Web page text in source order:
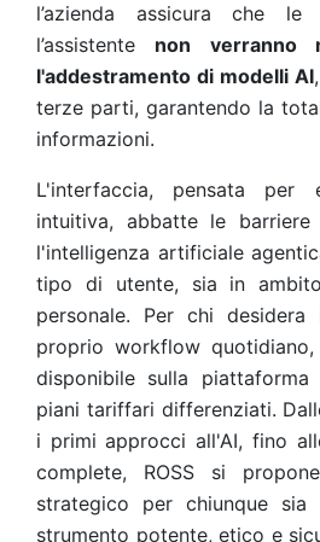
l’azienda assicura che le
l’assistente non verranno
l'addestramento di modelli AI
terze parti, garantendo la
informazioni.
L'interfaccia, pensata per
intuitiva, abbatte le barriere
l'intelligenza artificiale
tipo di utente, sia in
personale. Per chi desidera
proprio workflow
disponibile sulla piattaforma
piani tariffari differenziati.
i primi approcci all'AI, fino
complete, ROSS si
strategico per chiunque
strumento potente, etico e